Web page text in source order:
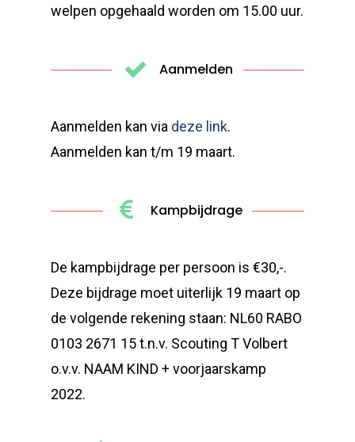
welpen opgehaald worden om 15.00 uur.
Aanmelden
Aanmelden kan via deze link.
Aanmelden kan t/m 19 maart.
Kampbijdrage
De kampbijdrage per persoon is €30,-.
Deze bijdrage moet uiterlijk 19 maart op
de volgende rekening staan: NL60 RABO
0103 2671 15t.n.v. Scouting T Volbert
o.v.v. NAAM KIND + voorjaarskamp
2022.